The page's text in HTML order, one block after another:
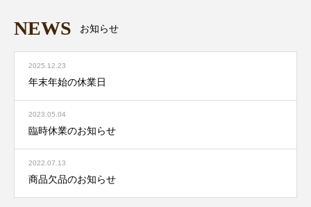
NEWS お知らせ
2025.12.23
年末年始の休業日
2023.05.04
臨時休業のお知らせ
2022.07.13
商品欠品のお知らせ